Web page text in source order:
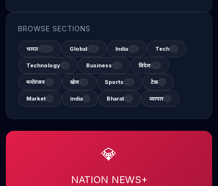
BROWSE SECTIONS
भारत Global India Tech
Technology Business विदेश
मनोरंजन खेल Sports टेक
Market india Bharat व्यापार
💎
NATION NEWS+